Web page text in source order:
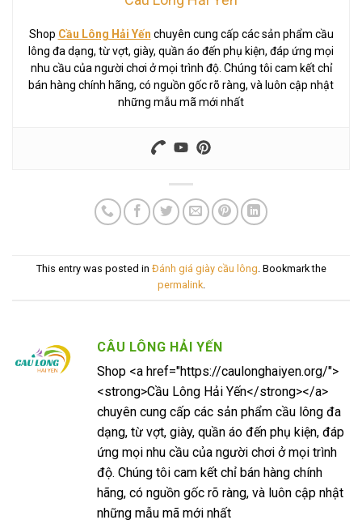
Shop Cầu Lông Hải Yến chuyên cung cấp các sản phẩm cầu
lông đa dạng, từ vợt, giày, quần áo đến phụ kiện, đáp ứng mọi
nhu cầu của người chơi ở mọi trình độ. Chúng tôi cam kết chỉ
bán hàng chính hãng, có nguồn gốc rõ ràng, và luôn cập nhật
những mẫu mã mới nhất
This entry was posted in Đánh giá giày cầu lông. Bookmark the
permalink.
CÂU LÔNG HẢI YẾN
Shop <a href="https://caulonghaiyen.org/">
<strong>Cầu Lông Hải Yến</strong></a>
chuyên cung cấp các sản phẩm cầu lông đa
dạng, từ vợt, giày, quần áo đến phụ kiện, đáp
ứng mọi nhu cầu của người chơi ở mọi trình
độ. Chúng tôi cam kết chỉ bán hàng chính
hãng, có nguồn gốc rõ ràng, và luôn cập nhật
những mẫu mã mới nhất